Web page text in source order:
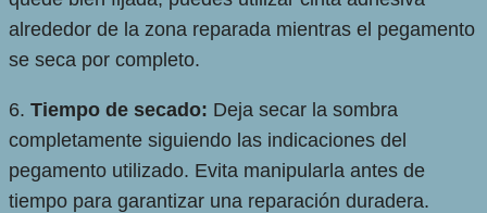
alrededor de la zona reparada mientras el pegamento
se seca por completo.
6. Tiempo de secado: Deja secar la sombra
completamente siguiendo las indicaciones del
pegamento utilizado. Evita manipularla antes de
tiempo para garantizar una reparación duradera.